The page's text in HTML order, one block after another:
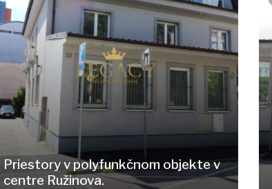
Priestory v polyfunkčnom objekte v
centre Ružinova.